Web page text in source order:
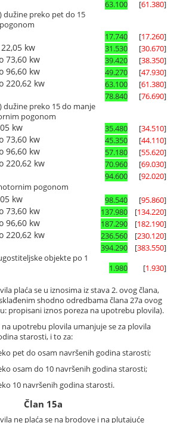
63.100 [61.380]
dužine preko pet do 15
17.740 [17.260]
kw 31.530 [30.670]
73,60 kw 39.420 [38.350]
96,60 kw 49.270 [47.930]
220,62 kw 63.100 [61.380]
78.840 [76.690]
dužine preko 15 do manje
pogonom
kw 35.480 [34.510]
73,60 kw 45.350 [44.110]
96,60 kw 57.180 [55.620]
220,62 kw 70.960 [69.030]
94.600 [92.020]
pogonom
kw 98.540 [95.860]
73,60 kw 137.980 [134.220]
96,60 kw 187.290 [182.190]
220,62 kw 236.560 [230.120]
394.290 [383.550]
objekte po 1
1.980 [1.930]
plaća se u iznosima iz stava 2. ovog člana,
shodno odredbama člana 27a ovog
propisani iznos poreza na upotrebu plovila).
upotrebu plovila umanjuje se za plovila
starosti, i to za:
pet do osam navršenih godina starosti;
osam do 10 navršenih godina starosti;
10 navršenih godina starosti.
Član 15a
ne plaća se na brodove i na plutajuće